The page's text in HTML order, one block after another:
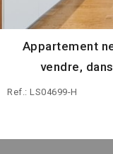
Appartement
vendre,
Ref.: LS04699-H